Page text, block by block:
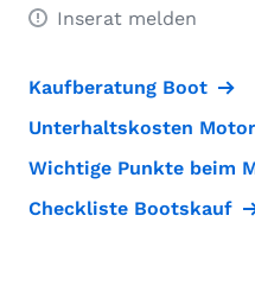
Inserat melden
Kaufberatung Boot
Unterhaltskosten
Wichtige Punkte beim
Checkliste Bootskauf